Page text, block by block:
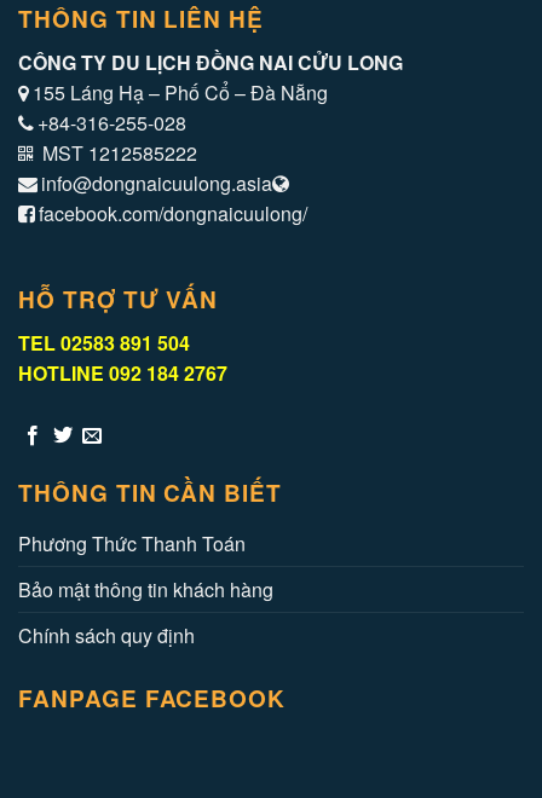
THÔNG TIN LIÊN HỆ
CÔNG TY DU LỊCH ĐỒNG NAI CỬU LONG
155 Láng Hạ – Phố Cổ – Đà Nẵng
+84-316-255-028
MST 1212585222
info@dongnaicuulong.asia
facebook.com/dongnaicuulong/
HỖ TRỢ TƯ VẤN
TEL 02583 891 504
HOTLINE 092 184 2767
THÔNG TIN CẦN BIẾT
Phương Thức Thanh Toán
Bảo mật thông tin khách hàng
Chính sách quy định
FANPAGE FACEBOOK